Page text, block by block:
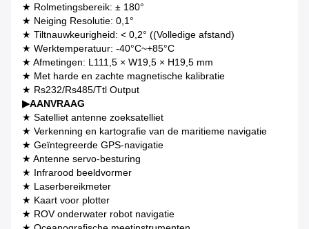
★ Rolmetingsbereik: ± 180°
★ Neiging Resolutie: 0,1°
★ Tiltnauwkeurigheid: < 0,2° ((Volledige afstand)
★ Werktemperatuur: -40°C~+85°C
★ Afmetingen: L111,5 × W19,5 × H19,5 mm
★ Met harde en zachte magnetische kalibratie
★ Rs232/Rs485/Ttl Output
▶AANVRAAG
★ Satelliet antenne zoeksatelliet
★ Verkenning en kartografie van de maritieme navigatie
★ Geïntegreerde GPS-navigatie
★ Antenne servo-besturing
★ Infrarood beeldvormer
★ Laserbereikmeter
★ Kaart voor plotter
★ ROV onderwater robot navigatie